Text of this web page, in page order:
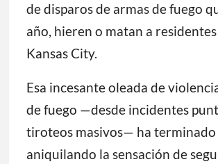
de disparos de armas de fuego
año, hieren o matan a
Kansas City.
Esa incesante oleada de
de fuego —desde incidentes
tiroteos masivos— ha terminado
aniquilando la sensación de